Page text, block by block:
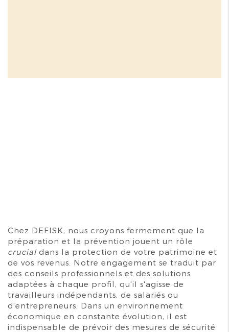
Chez DEFISK, nous croyons fermement que la
préparation et la prévention jouent un rôle
crucialdans la protection de votre patrimoine et
de vos revenus. Notre engagement se traduit par
des conseils professionnels et des solutions
adaptées à chaque profil, qu'il s'agisse de
travailleurs indépendants, de salariés ou
d'entrepreneurs. Dans un environnement
économique en constante évolution, il est
indispensable de prévoir des mesures de sécurité